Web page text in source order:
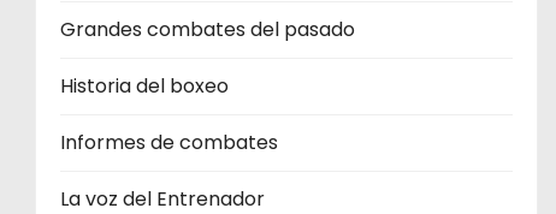
Grandes combates del pasado
Historia del boxeo
Informes de combates
La voz del Entrenador